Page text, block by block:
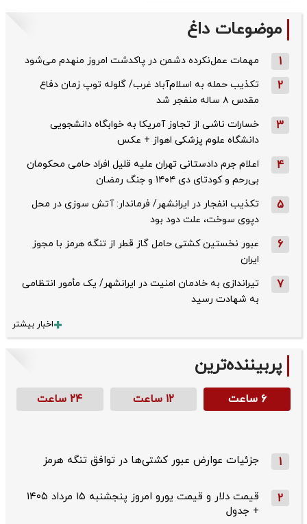
موضوعات داغ
1 مهمات عمل‌نکرده دشمن در پاکدشت امروز منهدم می‌شود
2
تکذیب حمله به اسلام‌آباد غرب/ گلوله توپ زمان دفاع
مقدس ۸ ساله منفجر شد
3
خسارات ناشی از تجاوز آمریکا به خوابگاه دانشجویی
دانشگاه علوم پزشکی اهواز + عکس
4
اعلام جرم دادستانی تهران علیه قلیل افراد حامی محکومان
بی‌رحم و کودتای دی‌ ۱۴۰۴ و جنگ رمضان
5
تکذیب ‌انفجار در ایرانشهر/ فرماندار: آتش سوزی در محل
دپوی سوخت، علت دود بود
6
عبور نخستین کشتی حامل گاز قطر از تنگه هرمز با مجوز
ایران
7
تیراندازی به خادمان امنیت در ایرانشهر/ یک مأمور انتظامی
به شهادت رسید
اخبار بیشتر
پربیننده‌ترین
۶ ساعت ۱۲ ساعت ۲۴ ساعت
1 جزئیات عوارض عبور کشتی‌ها در توافق تنگه هرمز
2
قیمت دلار و قیمت یورو امروز پنجشنبه ۱۵ مرداد ۱۴۰۵
+ جدول